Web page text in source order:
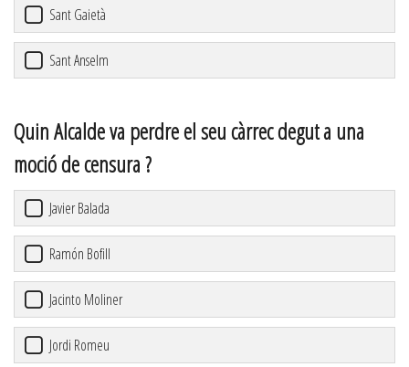
Sant Gaietà
Sant Anselm
Quin Alcalde va perdre el seu càrrec degut a una
moció de censura ?
Javier Balada
Ramón Bofill
Jacinto Moliner
Jordi Romeu